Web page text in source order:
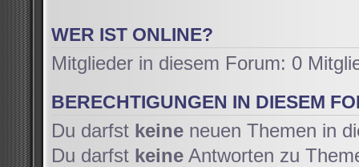
WER IST ONLINE?
Mitglieder in diesem Forum: 0
BERECHTIGUNGEN IN DIESEM
Du darfst keine neuen Themen in
Du darfst keine Antworten zu